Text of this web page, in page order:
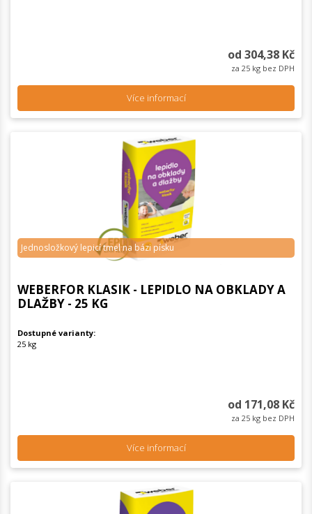
od 304,38 Kč
za 25 kg bez DPH
Více informací
Jednosložkový lepicí tmel na bázi písku
WEBERFOR KLASIK - LEPIDLO NA OBKLADY A
DLAŽBY - 25 KG
Dostupné varianty:
25 kg
od 171,08 Kč
za 25 kg bez DPH
Více informací